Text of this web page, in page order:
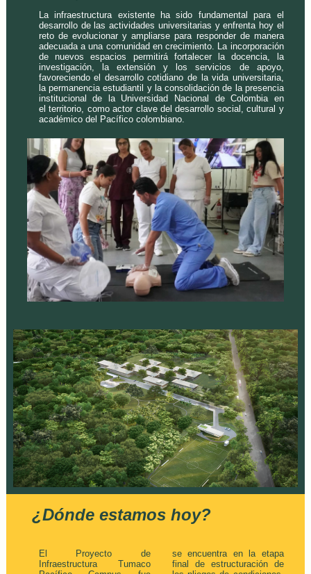
La infraestructura existente ha sido fundamental para el
desarrollo de las actividades universitarias y enfrenta hoy el
reto de evolucionar y ampliarse para responder de manera
adecuada a una comunidad en crecimiento. La incorporación
de nuevos espacios permitirá fortalecer la docencia, la
investigación, la extensión y los servicios de apoyo,
favoreciendo el desarrollo cotidiano de la vida universitaria,
la permanencia estudiantil y la consolidación de la presencia
institucional de la Universidad Nacional de Colombia en
el territorio, como actor clave del desarrollo social, cultural y
académico del Pacífico colombiano.
¿Dónde estamos hoy?
El Proyecto de
Infraestructura Tumaco
se encuentra en la etapa
final de estructuración de